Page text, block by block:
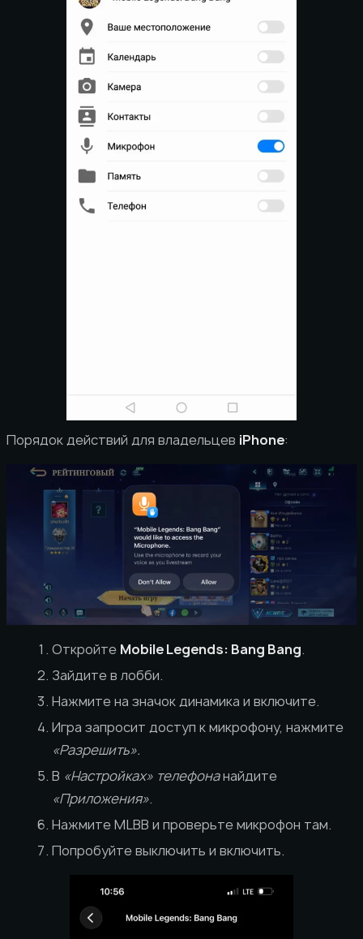
Порядок действий для владельцев iPhone:
Откройте Mobile Legends: Bang Bang.
Зайдите в лобби.
Нажмите на значок динамика и включите.
Игра запросит доступ к микрофону, нажмите
«Разрешить».
В «Настройках» телефонанайдите
«Приложения».
Нажмите MLBB и проверьте микрофон там.
Попробуйте выключить и включить.